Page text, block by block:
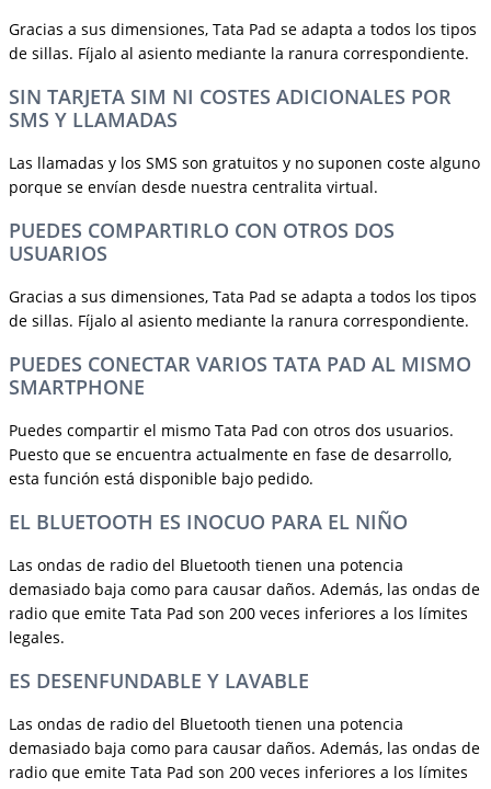
Gracias a sus dimensiones, Tata Pad se adapta a todos los tipos
de sillas. Fíjalo al asiento mediante la ranura correspondiente.
SIN TARJETA SIM NI COSTES ADICIONALES POR
SMS Y LLAMADAS
Las llamadas y los SMS son gratuitos y no suponen coste alguno
porque se envían desde nuestra centralita virtual.
PUEDES COMPARTIRLO CON OTROS DOS
USUARIOS
Gracias a sus dimensiones, Tata Pad se adapta a todos los tipos
de sillas. Fíjalo al asiento mediante la ranura correspondiente.
PUEDES CONECTAR VARIOS TATA PAD AL MISMO
SMARTPHONE
Puedes compartir el mismo Tata Pad con otros dos usuarios.
Puesto que se encuentra actualmente en fase de desarrollo,
esta función está disponible bajo pedido.
EL BLUETOOTH ES INOCUO PARA EL NIÑO
Las ondas de radio del Bluetooth tienen una potencia
demasiado baja como para causar daños. Además, las ondas de
radio que emite Tata Pad son 200 veces inferiores a los límites
legales.
ES DESENFUNDABLE Y LAVABLE
Las ondas de radio del Bluetooth tienen una potencia
demasiado baja como para causar daños. Además, las ondas de
radio que emite Tata Pad son 200 veces inferiores a los límites